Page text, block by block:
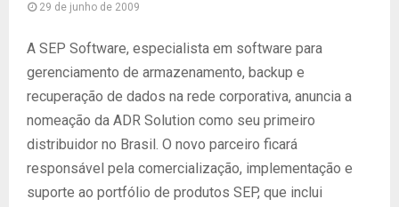
29 de junho de 2009
A SEP Software, especialista em software para
gerenciamento de armazenamento, backup e
recuperação de dados na rede corporativa, anuncia a
nomeação da ADR Solution como seu primeiro
distribuidor no Brasil. O novo parceiro ficará
responsável pela comercialização, implementação e
suporte ao portfólio de produtos SEP, que inclui